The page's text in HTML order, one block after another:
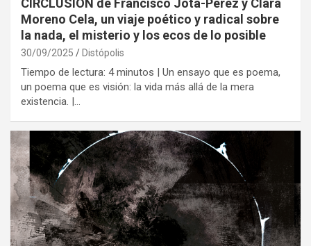
CIRCLUSIÓN de Francisco Jota-Pérez y Clara
Moreno Cela, un viaje poético y radical sobre
la nada, el misterio y los ecos de lo posible
30/09/2025 Distópolis
Tiempo de lectura: 4 minutos | Un ensayo que es poema,
un poema que es visión: la vida más allá de la mera
existencia. |…